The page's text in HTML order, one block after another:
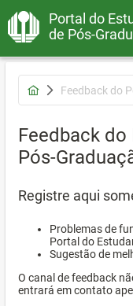
Portal do
de Pós-
Feedback do
Feedback
Pós-
Registre aqui
Problemas de
Portal do
Sugestão de
O canal de feedback
entrará em contato